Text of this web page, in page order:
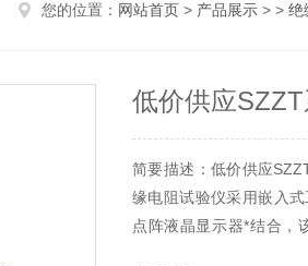
您的位置： 网站首页 > 产品展示 > > 绝
低价供应
简要描述：低价供应
缘电阻试验仪采用嵌入
点阵液晶显示器*结合，